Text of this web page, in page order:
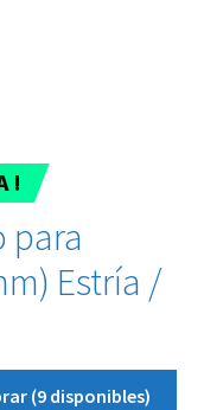
!
para
Estría /
(9 disponibles)